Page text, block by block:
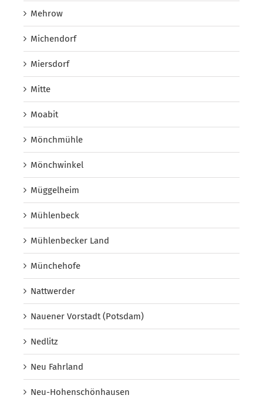
Mehrow
Michendorf
Miersdorf
Mitte
Moabit
Mönchmühle
Mönchwinkel
Müggelheim
Mühlenbeck
Mühlenbecker Land
Münchehofe
Nattwerder
Nauener Vorstadt (Potsdam)
Nedlitz
Neu Fahrland
Neu-Hohenschönhausen